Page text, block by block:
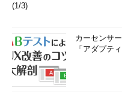
(1/3)
カーセンサ
「アダプテ